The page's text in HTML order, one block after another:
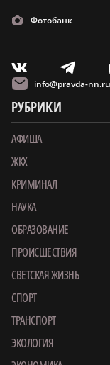
Фотобанк
V T
info@pravda-nn.ru
РУБРИКИ
АФИША
ЖКХ
КРИМИНАЛ
НАУКА
ОБРАЗОВАНИЕ
ПРОИСШЕСТВИЯ
СВЕТСКАЯ ЖИЗНЬ
СПОРТ
ТРАНСПОРТ
ЭКОЛОГИЯ